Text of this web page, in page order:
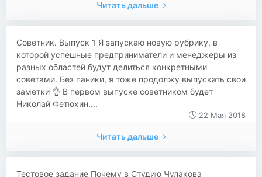
Читать дальше
Советник. Выпуск 1 Я запускаю новую рубрику, в
которой успешные предприниматели и менеджеры из
разных областей будут делиться конкретными
советами. Без паники, я тоже продолжу выпускать свои
заметки 👌 В первом выпуске советником будет
Николай Фетюхин,...
22 Мая 2018
Читать дальше
Тестовое задание Почему в Студию Чулакова